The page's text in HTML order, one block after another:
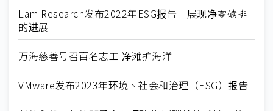
Lam Research发布2022年ESG报告 展现净零碳排
的进展
万海慈善号召百名志工 净滩护海洋
VMware发布2023年环境、社会和治理（ESG）报告